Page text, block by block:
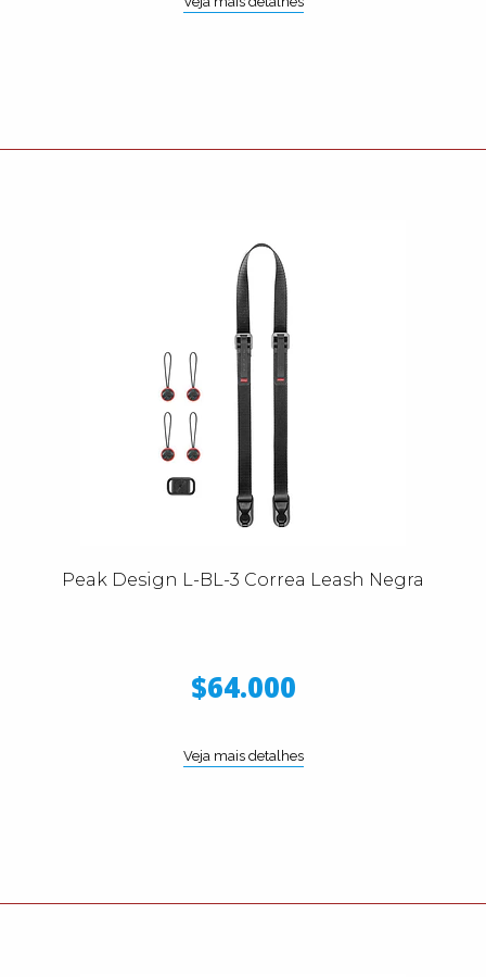
Peak Design L-BL-3 Correa Leash Negra
$64.000
Veja mais detalhes